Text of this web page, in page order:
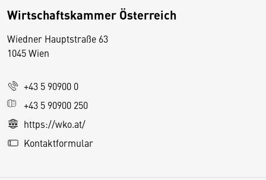
Wirtschaftskammer Österreich
Wiedner Hauptstraße 63
1045 Wien
+43 5 90900 0
+43 5 90900 250
https://wko.at/
Kontaktformular
D
s
e
S
e